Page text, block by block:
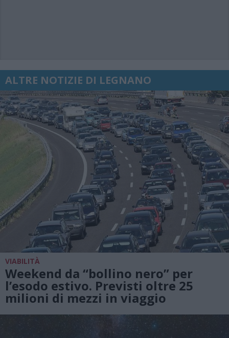
ALTRE NOTIZIE DI LEGNANO
VIABILITÀ
Weekend da “bollino nero” per
l’esodo estivo. Previsti oltre 25
milioni di mezzi in viaggio